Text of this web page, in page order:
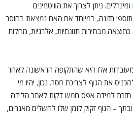
ומינרלים. ניתן לצרוך את הוויטמינים
מתוספי תזונה, במיוחד אם האם נמצאת בחוסר
מבחירות תזונתיות, אלרגיות, מחלות
אלו היא שהתקופה הראשונה לאחר
את הגוף לצריכת חסר. נכון, יהיו מי
חזרת למידה אפס חמש דקות לאחר הלידה
– הגוף זקוק לזמן שלו להשלים מאגרים,